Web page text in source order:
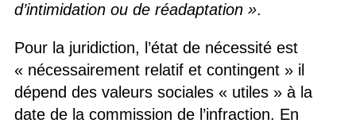
d’intimidation ou de réadaptation ».
Pour la juridiction, l’état de nécessité est
« nécessairement relatif et contingent » il
dépend des valeurs sociales « utiles » à la
date de la commission de l’infraction. En